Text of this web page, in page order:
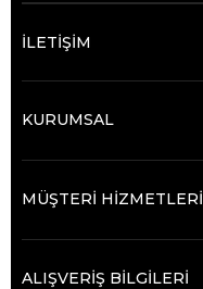
İLETİŞİM
KURUMSAL
MÜŞTERİ HİZMETLERİ
ALIŞVERİŞ BİLGİLERİ